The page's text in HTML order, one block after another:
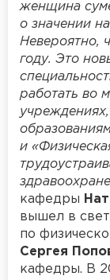
женщина
о значении
Невероятно,
году. Это
работать во
и
кафедры
вышел в
по
Сергея
кафедры. В